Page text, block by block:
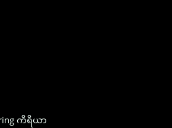
ကိရိယာ